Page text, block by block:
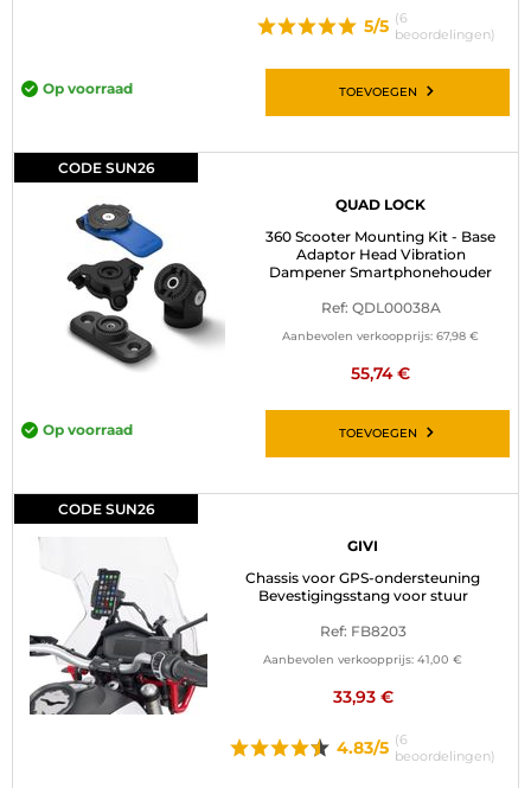
5/5 (6
beoordelingen)
Op voorraad TOEVOEGEN
CODE SUN26
QUAD LOCK
360 Scooter Mounting Kit - Base
Adaptor Head Vibration
Dampener Smartphonehouder
Ref: QDL00038A
Aanbevolen verkoopprijs: 67,98 €
55,74 €
Op voorraad TOEVOEGEN
CODE SUN26
GIVI
Chassis voor GPS-ondersteuning
Bevestigingsstang voor stuur
Ref: FB8203
Aanbevolen verkoopprijs: 41,00 €
33,93 €
4.83/5 (6
beoordelingen)